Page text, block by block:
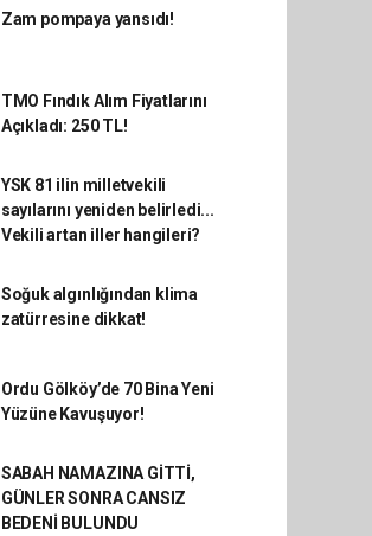
Zam pompaya yansıdı!
TMO Fındık Alım Fiyatlarını
Açıkladı: 250 TL!
YSK 81 ilin milletvekili
sayılarını yeniden belirledi...
Vekili artan iller hangileri?
Soğuk algınlığından klima
zatürresine dikkat!
Ordu Gölköy’de 70 Bina Yeni
Yüzüne Kavuşuyor!
SABAH NAMAZINA GİTTİ,
GÜNLER SONRA CANSIZ
BEDENİ BULUNDU